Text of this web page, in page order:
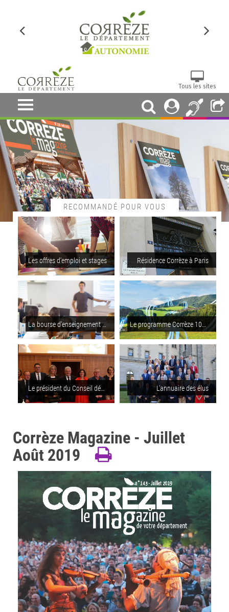
Tous les sites
RECOMMANDÉ POUR VOUS
Les offres d'emploi et stages Résidence Corrèze à Paris
La bourse d'enseignement supérieur Le programme Corrèze 100% fibre
Le président du Conseil départemental L'annuaire des élus
Corrèze Magazine - Juillet
Août 2019